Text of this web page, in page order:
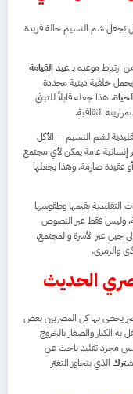
تجعل شم النسيم حالة فريدة
ارتباط موعده بـعيد القيامة
يحمل خلفية دينية محددة
. هذا جعله قابلاً للتبنّي
الثقافية.
لشم النسيم — الأكل
إنسانية عامة يمكن لأي مجتمع
عقيدة صارمة. وهذا يجعلها
التقليدية بقيمها وطقوسها
، وليس فقط عبر النصوص
عبر الأسرة والمجتمع،
والرمزي.
الحديث
يحظى بها كل المصريين بغض
به الكبار والصغار بالخروج
ليس مجرد تقليد باحث عن
الذي يتجاوز التغيّر